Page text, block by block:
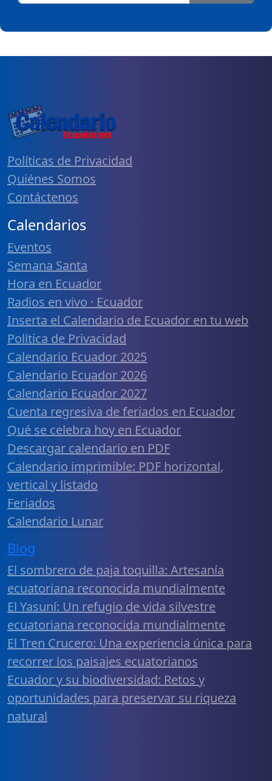
Políticas de Privacidad
Quiénes Somos
Contáctenos
Calendarios
Eventos
Semana Santa
Hora en Ecuador
Radios en vivo · Ecuador
Inserta el Calendario de Ecuador en tu web
Política de Privacidad
Calendario Ecuador 2025
Calendario Ecuador 2026
Calendario Ecuador 2027
Cuenta regresiva de feriados en Ecuador
Qué se celebra hoy en Ecuador
Descargar calendario en PDF
Calendario imprimible: PDF horizontal,
vertical y listado
Feriados
Calendario Lunar
Blog
El sombrero de paja toquilla: Artesanía
ecuatoriana reconocida mundialmente
El Yasuní: Un refugio de vida silvestre
ecuatoriana reconocida mundialmente
El Tren Crucero: Una experiencia única para
recorrer los paisajes ecuatorianos
Ecuador y su biodiversidad: Retos y
oportunidades para preservar su riqueza
natural